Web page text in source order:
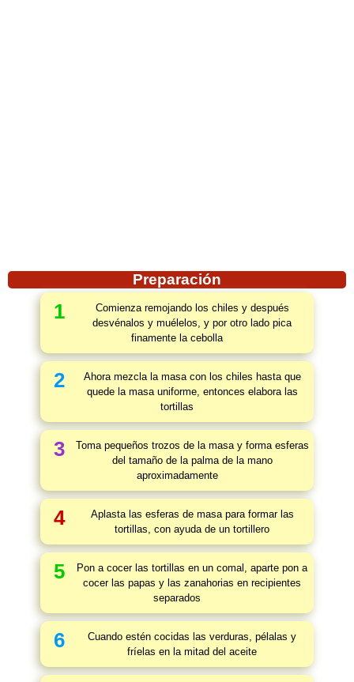
Preparación
1
Comienza remojando los chiles y después
desvénalos y muélelos, y por otro lado pica
finamente la cebolla
2
Ahora mezcla la masa con los chiles hasta que
quede la masa uniforme, entonces elabora las
tortillas
3
Toma pequeños trozos de la masa y forma esferas
del tamaño de la palma de la mano
aproximadamente
4
Aplasta las esferas de masa para formar las
tortillas, con ayuda de un tortillero
5
Pon a cocer las tortillas en un comal, aparte pon a
cocer las papas y las zanahorias en recipientes
separados
6
Cuando estén cocidas las verduras, pélalas y
fríelas en la mitad del aceite